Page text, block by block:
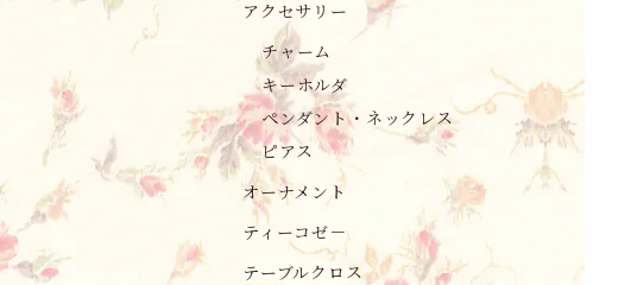
アクセサリー
チャーム
キーホルダ
ペンダント・ネックレス
ピアス
オーナメント
ティーコゼ－
テーブルクロス